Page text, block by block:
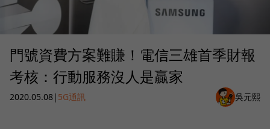
門號資費方案難賺！電信三雄首季財報
考核：行動服務沒人是贏家
2020.05.08| 5G通訊 吳元熙